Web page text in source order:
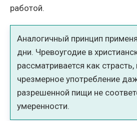
работой.
Аналогичный принцип
дни. Чревоугодие в
рассматривается как
чрезмерное употребление
разрешенной пищи не
умеренности.